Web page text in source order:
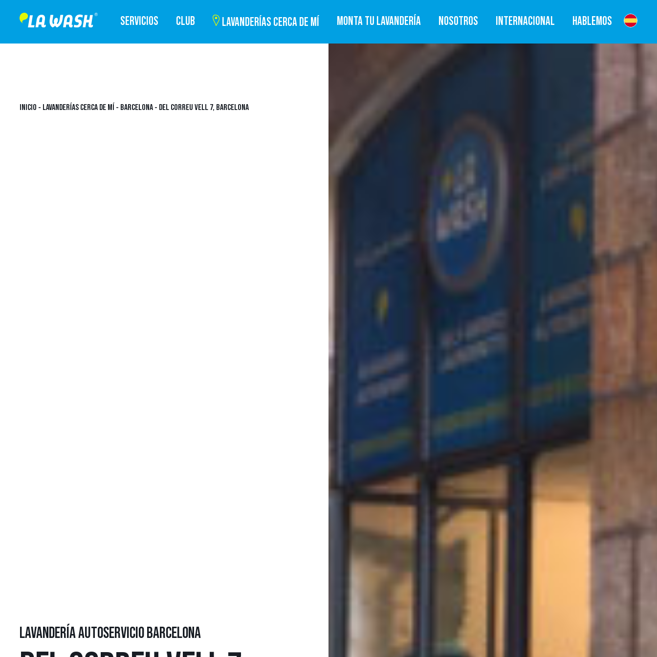
SERVICIOS CLUB LAVANDERÍAS CERCA DE MÍ MONTA TU LAVANDERÍA NOSOTROS INTERNACIONAL HABLEMOS
INICIO - LAVANDERÍAS CERCA DE MÍ - BARCELONA - DEL CORREU VELL 7, BARCELONA
LAVANDERÍA AUTOSERVICIO BARCELONA